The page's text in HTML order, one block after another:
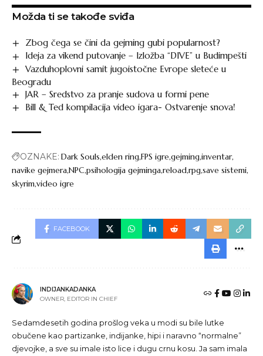
Možda ti se takođe sviđa
Zbog čega se čini da gejming gubi popularnost?
Ideja za vikend putovanje – Izložba “DIVE” u Budimpešti
Vazduhoplovni samit jugoistočne Evrope sleteće u
Beogradu
JAR – Sredstvo za pranje sudova u formi pene
Bill & Ted kompilacija video igara- Ostvarenje snova!
OZNAKE: Dark Souls elden ringFPS igregejminginventar
navike gejmeraNPC psihologija gejmingareloadrpgsave sistemi
skyrimvideo igre
FACEBOOK
INDIJANKADANKA
OWNER, EDITOR IN CHIEF
Sedamdesetih godina prošlog veka u modi su bile lutke
obučene kao partizanke, indijanke, hipi i naravno “normalne”
djevojke, a sve su imale isto lice i dugu crnu kosu. Ja sam imala